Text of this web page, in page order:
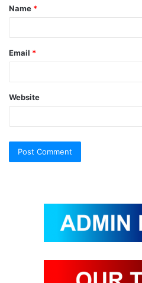
*
Name *
Email *
Website